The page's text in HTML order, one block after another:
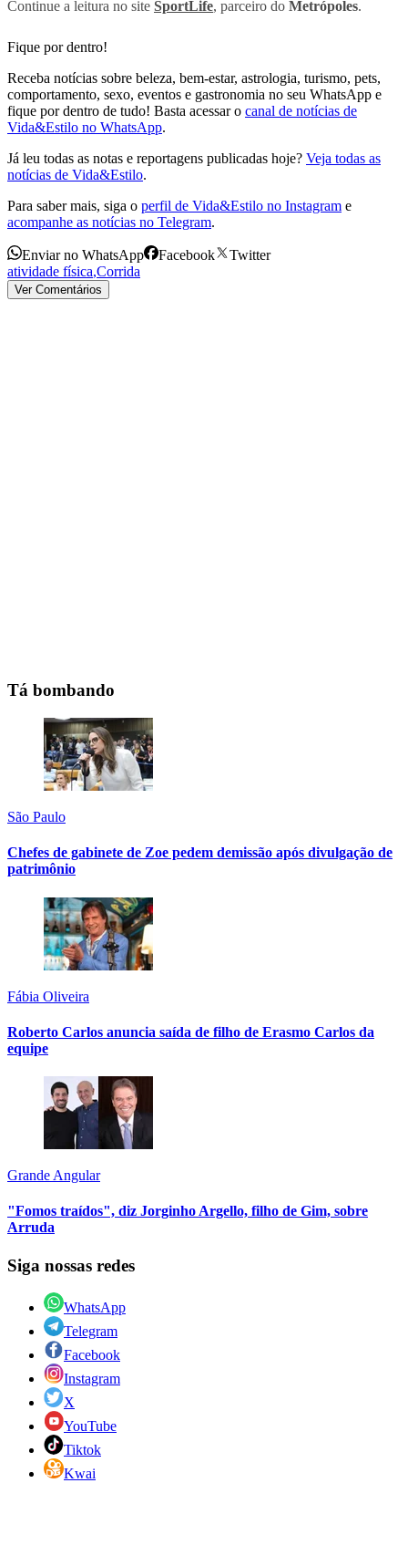
Continue a leitura no site SportLife, parceiro do Metrópoles.
Fique por dentro!
Receba notícias sobre beleza, bem-estar, astrologia, turismo, pets,
comportamento, sexo, eventos e gastronomia no seu WhatsApp e
fique por dentro de tudo! Basta acessar o canal de notícias de
Vida&Estilo no WhatsApp.
Já leu todas as notas e reportagens publicadas hoje? Veja todas as
notícias de Vida&Estilo.
Para saber mais, siga o perfil de Vida&Estilo no Instagram e
acompanhe as notícias no Telegram.
Enviar no WhatsApp Facebook
Twitter
atividade física,Corrida
Ver Comentários
Tá bombando
São Paulo
Chefes de gabinete de Zoe pedem demissão após divulgação de
patrimônio
Fábia Oliveira
Roberto Carlos anuncia saída de filho de Erasmo Carlos da
equipe
Grande Angular
"Fomos traídos", diz Jorginho Argello, filho de Gim, sobre
Arruda
Siga nossas redes
WhatsApp
Telegram
Facebook
Instagram
X
YouTube
Tiktok
Kwai